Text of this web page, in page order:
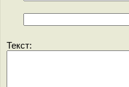
Текст: